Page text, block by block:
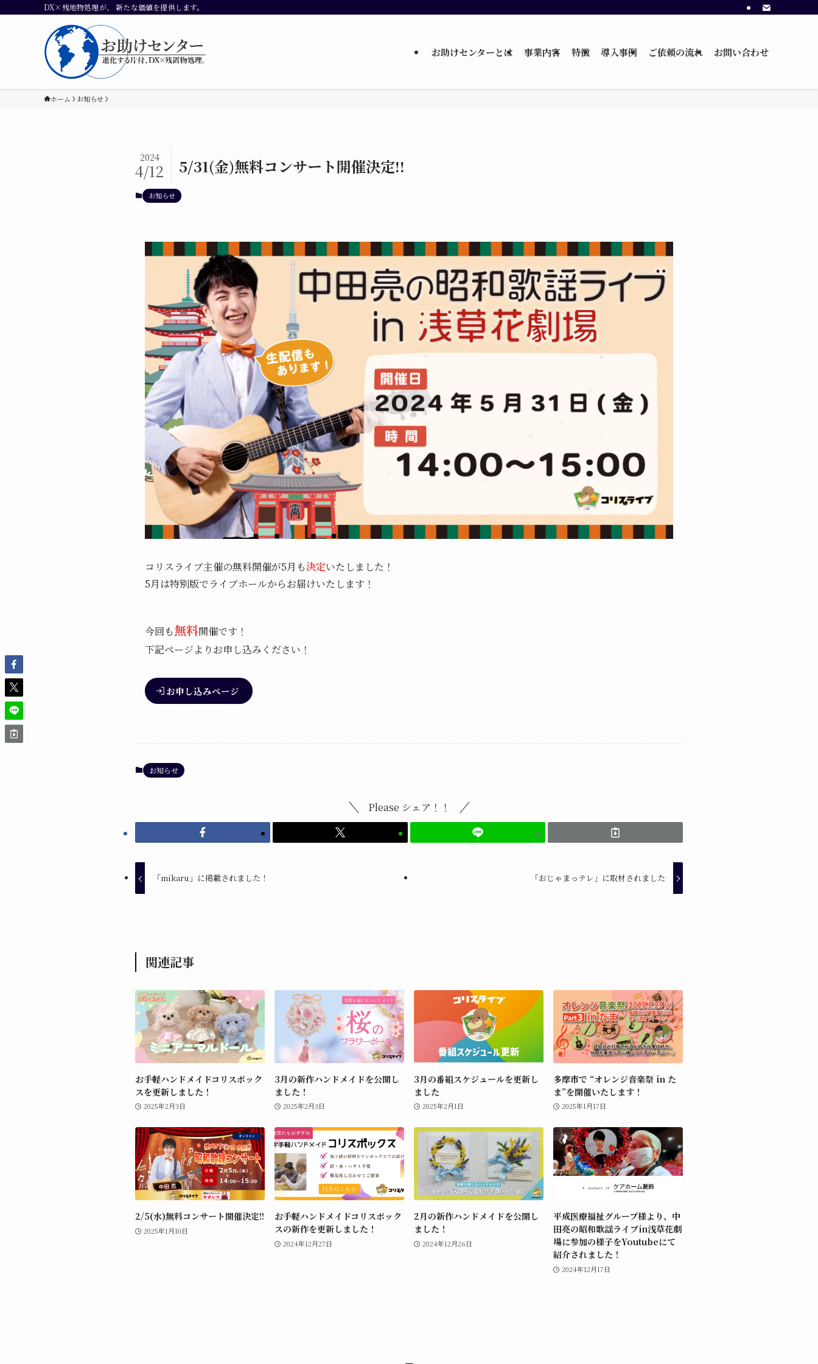
DX×残地物処理が、 新たな価値を提供します。
お助けセンターとは 事業内容 特徴 導入事例 ご依頼の流れ お問い合わせ
ホーム お知らせ
5/31(金)無料コンサート開催決定!!
2024
4/12
お知らせ
コリスライブ主催の無料開催が5月も決定いたしました！
5月は特別版でライブホールからお届けいたします！
今回も無料開催です！
下記ページよりお申し込みください！
お申し込みページ
お知らせ
Please シェア！！
「mikaru」に掲載されました！ 「おじゃまっテレ」に取材されました
関連記事
お手軽ハンドメイドコリスボック
スを更新しました！
2025年2月3日
3月の新作ハンドメイドを公開し
ました！
2025年2月3日
3月の番組スケジュールを更新し
ました
2025年2月1日
多摩市で “オレンジ音楽祭 in た
ま”を開催いたします！
2025年1月17日
2/5(水)無料コンサート開催決定!!
2025年1月10日
お手軽ハンドメイドコリスボック
スの新作を更新しました！
2024年12月27日
2月の新作ハンドメイドを公開し
ました！
2024年12月26日
平成医療福祉グループ様より、中
田亮の昭和歌謡ライブin浅草花劇
場に参加の様子をYoutubeにて
紹介されました！
2024年12月17日